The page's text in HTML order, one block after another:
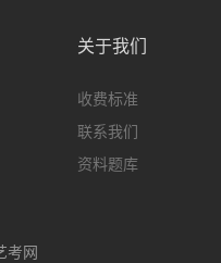
关于我们
收费标准
联系我们
资料题库
考网